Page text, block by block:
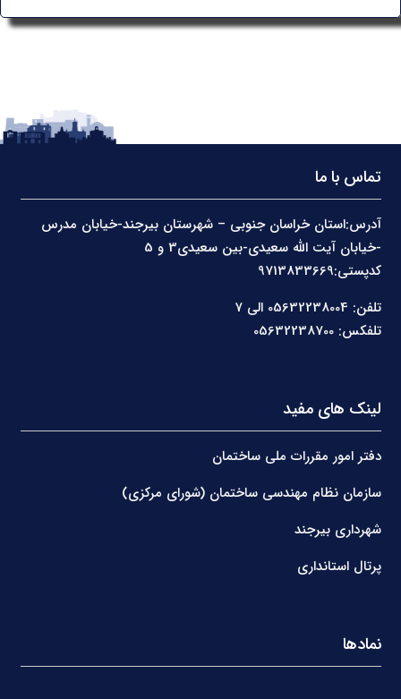
تماس با ما
آدرس:استان خراسان جنوبی – شهرستان بیرجند-خیابان مدرس
کدپستی:9713833669
تلفن: 05632238004 الی 7
تلفکس: 05632238700
لینک های مفید
دفتر امور مقررات ملی ساختمان
سازمان نظام مهندسی ساختمان (شورای مرکزی)
شهرداری بیرجند
پرتال استانداری
نمادها